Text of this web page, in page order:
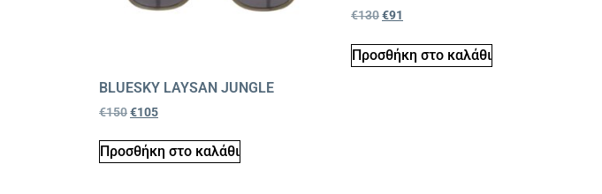
BLUESKY LAYSAN JUNGLE
€150€105
Προσθήκη στο καλάθι
€130€91
Προσθήκη στο καλάθι